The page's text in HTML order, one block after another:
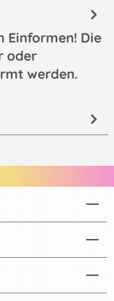
Einformen! Die
oder
werden.